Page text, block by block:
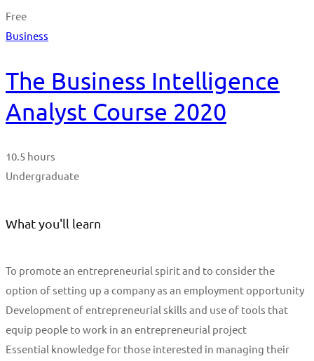
Free
Business
The Business Intelligence
Analyst Course 2020
10.5 hours
Undergraduate
What you'll learn
To promote an entrepreneurial spirit and to consider the
option of setting up a company as an employment opportunity
Development of entrepreneurial skills and use of tools that
equip people to work in an entrepreneurial project
Essential knowledge for those interested in managing their